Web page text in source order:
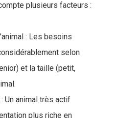
plusieurs facteurs :
: Les besoins
selon
et la taille (petit,
: Un animal très actif
plus riche en